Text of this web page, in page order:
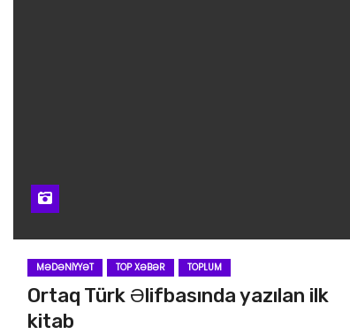
MƏDƏNIYYƏT TOP XƏBƏR TOPLUM
Ortaq Türk Əlifbasında yazılan ilk
kitab